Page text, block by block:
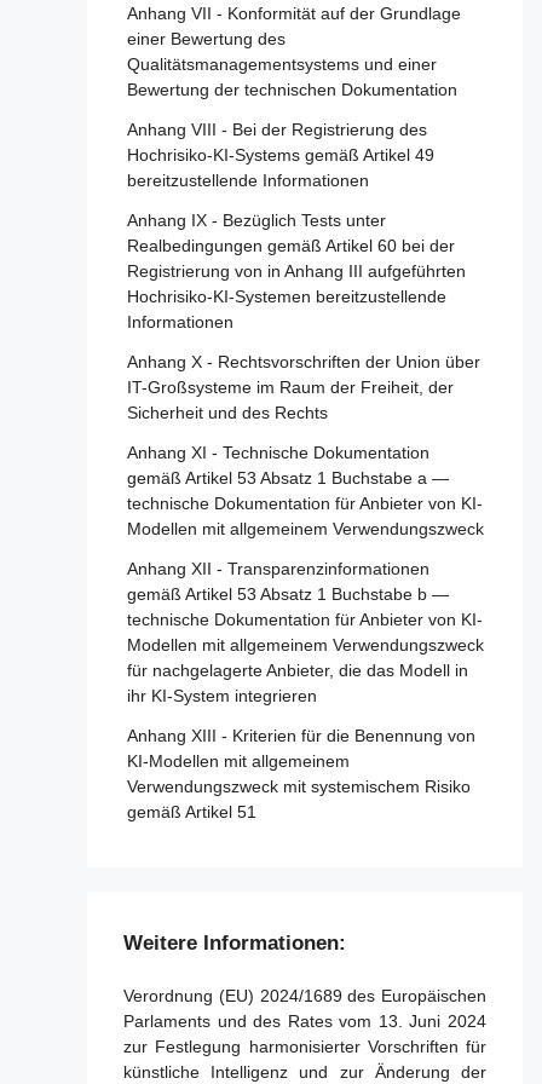
Artikel 27 - Grundrechte-
Folgenabschätzung für Hochrisiko-KI-
Systeme
Abschnitt 4 - Notifizierende Behörden und
notifizierte Stellen
Artikel 28 - Notifizierende Behörden
Artikel 29 - Antrag einer
Konformitätsbewertungsstelle auf
Notifizierung
Artikel 31 - Anforderungen an notifizierte
Stellen
Artikel 32 - Vermutung der Konformität mit
den Anforderungen an notifizierte Stellen
Artikel 33 - Zweigstellen notifizierter Stellen
und Vergabe von Unteraufträgen
Artikel 34 - Operative Pflichten der
notifizierten Stellen
Artikel 35 - Identifizierungsnummern und
Verzeichnisse notifizierter Stellen
Artikel 36 - Änderungen der Notifizierungen
Artikel 37 - Anfechtungen der Kompetenz
notifizierter Stellen
Artikel 38 - Koordinierung der notifizierten
Registrierung
Artikel 40 - Harmonisierte Normen und
Normungsdokumente
Artikel 79 - Verfahren auf nationaler Ebene
für den Umgang mit KI-Systemen, die ein
Risiko bergen
Artikel 80 - Verfahren für den Umgang mit
KI-Systemen, die vom Anbieter gemäß
Anhang III als nicht hochriskant eingestuft
werden
Artikel 81 - Schutzklauselverfahren der
Union
Artikel 82 - Konforme KI-Systeme, die ein
Risiko bergen
Artikel 84 - Unionsstrukturen zur
Unterstützung der Prüfung von KI
Abschnitt 4 - Rechtsbehelfe
Artikel 85 - Recht auf Beschwerde bei einer
Marktüberwachungsbehörde
Artikel 86 - Recht auf Erläuterung der
Entscheidungsfindung im Einzelfall
Artikel 87 - Meldung von Verstößen und
Schutz von Hinweisgebern
Durchsetzung und Überwachung in Bezug
auf Anbieter von KI-Modellen mit
allgemeinem Verwendungszweck
wissenschaftlichen Gremiums vor
systemischen Risiken
Artikel 91 - Befugnis zur Anforderung von
Artikel 110 - Änderung der Richtlinie (EU)
2020/1828
oder in Betrieb genommene KI-Systeme
und bereits in Verkehr gebrachte KI-Modelle
mit allgemeinem Verwendungszweck
Artikel 112 - Bewertung und Überprüfung
Artikel 113 - Inkrafttreten und
Geltungsbeginn
Anhang VII - Konformität auf der Grundlage
einer Bewertung des
Qualitätsmanagementsystems und einer
Bewertung der technischen Dokumentation
Anhang VIII - Bei der Registrierung des
Hochrisiko-KI-Systems gemäß Artikel 49
bereitzustellende Informationen
Anhang IX - Bezüglich Tests unter
Realbedingungen gemäß Artikel 60 bei der
Registrierung von in Anhang III aufgeführten
Hochrisiko-KI-Systemen bereitzustellende
Informationen
Anhang X - Rechtsvorschriften der Union über
IT-Großsysteme im Raum der Freiheit, der
Sicherheit und des Rechts
Anhang XI - Technische Dokumentation
gemäß Artikel 53 Absatz 1 Buchstabe a —
technische Dokumentation für Anbieter von KI-
Modellen mit allgemeinem Verwendungszweck
Anhang XII - Transparenzinformationen
gemäß Artikel 53 Absatz 1 Buchstabe b —
technische Dokumentation für Anbieter von KI-
Modellen mit allgemeinem Verwendungszweck
für nachgelagerte Anbieter, die das Modell in
ihr KI-System integrieren
Anhang XIII - Kriterien für die Benennung von
KI-Modellen mit allgemeinem
Verwendungszweck mit systemischem Risiko
gemäß Artikel 51
Weitere Informationen:
Verordnung (EU) 2024/1689 des Europäischen
Parlaments und des Rates vom 13. Juni 2024
zur Festlegung harmonisierter Vorschriften für
künstliche Intelligenz und zur Änderung der